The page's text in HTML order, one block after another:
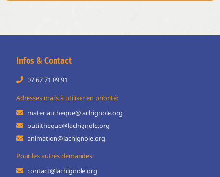
Infos & Contact
07 67 71 09 91
Adresses mails à utiliser en priorité:
materiautheque@lachignole.org
outiltheque@lachignole.org
animation@lachignole.org
Pour les autres demandes:
contact@lachignole.org